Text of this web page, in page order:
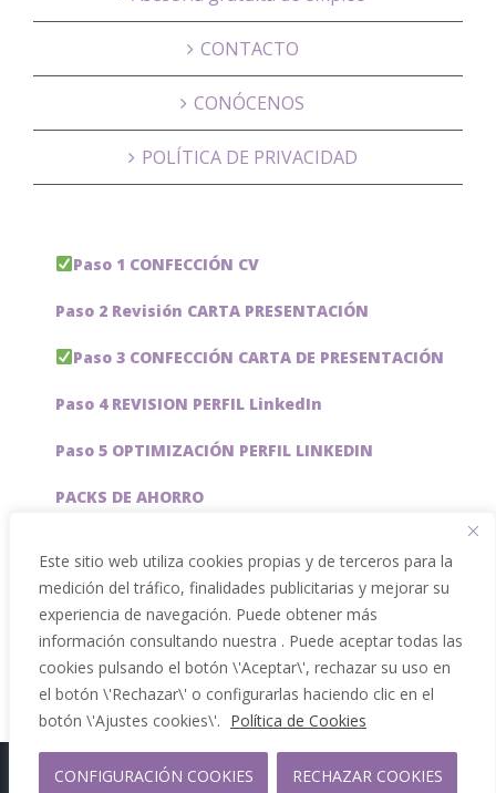
Este sitio web utiliza cookies propias y de terceros para la
medición del tráfico, finalidades publicitarias y mejorar su
experiencia de navegación. Puede obtener más
información consultando nuestra . Puede aceptar todas las
cookies pulsando el botón \'Aceptar\', rechazar su uso en
el botón \'Rechazar\' o configurarlas haciendo clic en el
botón \'Ajustes cookies\'. Política de Cookies
CONFIGURACIÓN COOKIES RECHAZAR COOKIES
CONTACTO
CONÓCENOS
POLÍTICA DE PRIVACIDAD
Paso 1 CONFECCIÓN CV
Paso 2 Revisión CARTA PRESENTACIÓN
Paso 3 CONFECCIÓN CARTA DE PRESENTACIÓN
Paso 4 REVISION PERFIL LinkedIn
Paso 5 OPTIMIZACIÓN PERFIL LINKEDIN
PACKS DE AHORRO
Servicios especiales
Copyright 2012 - 2026 |